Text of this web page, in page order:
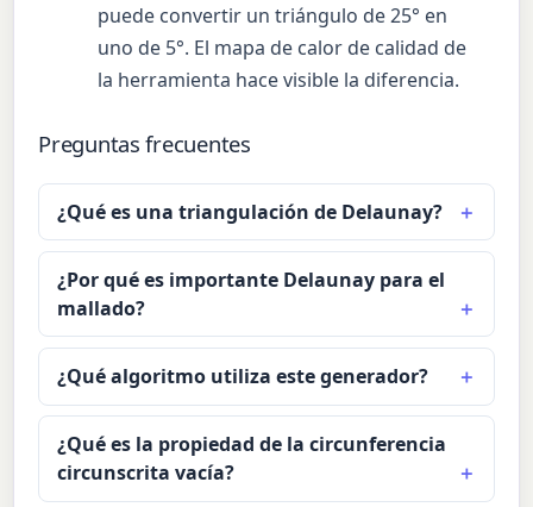
puede convertir un triángulo de 25° en
uno de 5°. El mapa de calor de calidad de
la herramienta hace visible la diferencia.
Preguntas frecuentes
¿Qué es una triangulación de Delaunay?
¿Por qué es importante Delaunay para el
mallado?
¿Qué algoritmo utiliza este generador?
¿Qué es la propiedad de la circunferencia
circunscrita vacía?